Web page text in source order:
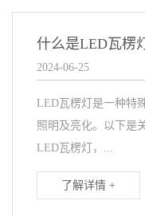
什么是LED瓦楞
2024-06-25
LED瓦楞灯是一种特
照明及亮化。以下是
LED瓦楞灯，...
了解详情 +